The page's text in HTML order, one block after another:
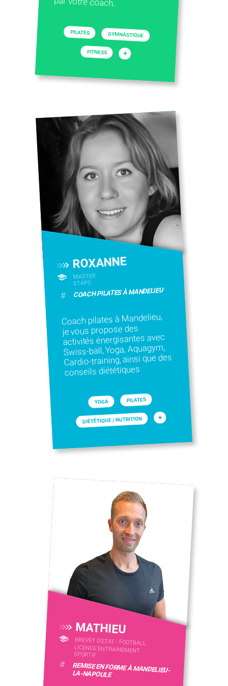
PILATES GYMNASTIQUE
FITNESS +
ROXANNE
MASTER
STAPS
# COACH PILATES À MANDELIEU
Coach pilates à Mandelieu,
je vous propose des
activités énergisantes avec
Swiss-ball, Yoga, Aquagym,
Cardio-training, ainsi que des
conseils diététiques
YOGA PILATES
DIÉTÉTIQUE / NUTRITION +
MATHIEU
BREVET D'ETAT - FOOTBALL
LICENCE ENTRAINEMENT
SPORTIF
# REMISE EN FORME À MANDELIEU-
LA-NAPOULE